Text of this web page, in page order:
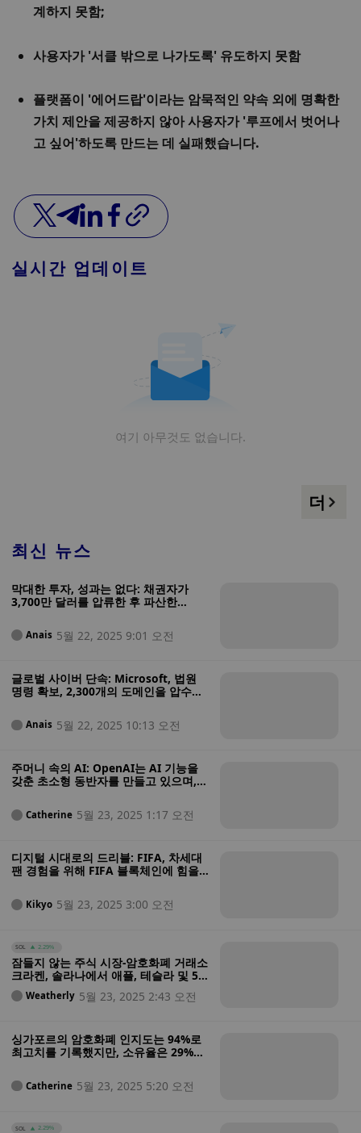
계하지 못함;
사용자가 '서클 밖으로 나가도록' 유도하지 못함
플랫폼이 '에어드랍'이라는 암묵적인 약속 외에 명확한
가치 제안을 제공하지 않아 사용자가 '루프에서 벗어나
고 싶어'하도록 만드는 데 실패했습니다.
실시간 업데이트
여기 아무것도 없습니다.
더
최신 뉴스
막대한 투자, 성과는 없다: 채권자가
3,700만 달러를 압류한 후 파산한
트업의 과대 광고는 처음부터 거짓말이
었을까요?
Anais 5월 22, 2025 9:01 오전
글로벌 사이버 단속: Microsoft, 법원
명령 확보, 2,300개의 도메인을 압수하
는 Lumma Stealer 차단
Anais 5월 22, 2025 10:13 오전
주머니 속의 AI: OpenAI는 AI 기능을
갖춘 초소형 동반자를 만들고 있으며, 1
Catherine 5월 23, 2025 1:17 오전
디지털 시대로의 드리블: FIFA, 차세대
팬 경험을 위해 FIFA 블록체인에 힘을
Kikyo 5월 23, 2025 3:00 오전
SOL 2.29%
잠들지 않는 주식 시장-암호화폐 거래소
크라켄, 솔라나에서 애플, 테슬라 및 50
개 이상의 미국 주식에 대한 연중무휴
24시간 거래 개시
Weatherly 5월 23, 2025 2:43 오전
싱가포르의 암호화폐 인지도는 94%로
최고치를 기록했지만, 소유율은 29%에
구하고 보유율이 떨어지는 이유는 무엇
일까요?
Catherine 5월 23, 2025 5:20 오전
SOL 2.29%